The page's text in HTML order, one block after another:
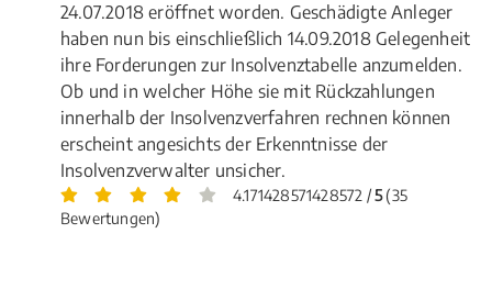
24.07.2018 eröffnet worden. Geschädigte Anleger
haben nun bis einschließlich 14.09.2018 Gelegenheit
ihre Forderungen zur Insolvenztabelle anzumelden.
Ob und in welcher Höhe sie mit Rückzahlungen
innerhalb der Insolvenzverfahren rechnen können
erscheint angesichts der Erkenntnisse der
Insolvenzverwalter unsicher.
4.171428571428572 /5(35
Bewertungen)